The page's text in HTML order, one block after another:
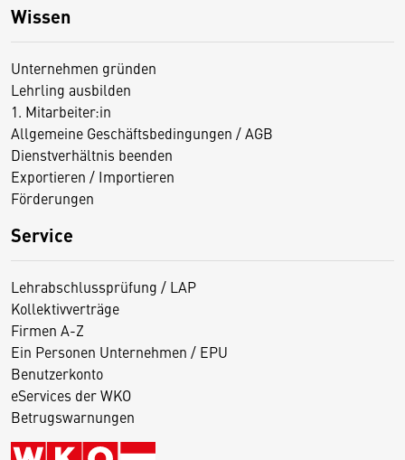
Wissen
Unternehmen gründen
Lehrling ausbilden
1. Mitarbeiter:in
Allgemeine Geschäftsbedingungen / AGB
Dienstverhältnis beenden
Exportieren / Importieren
Förderungen
Service
Lehrabschlussprüfung / LAP
Kollektivverträge
Firmen A-Z
Ein Personen Unternehmen / EPU
Benutzerkonto
eServices der WKO
Betrugswarnungen